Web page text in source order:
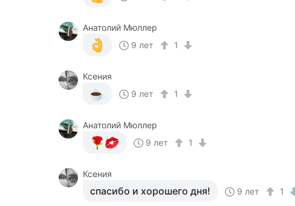
Анатолий Мюллер
9 лет
1
Ксения
9 лет
1
Анатолий Мюллер
9 лет
1
Ксения
спасибо и хорошего дня! 9 лет 1